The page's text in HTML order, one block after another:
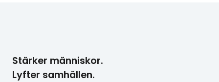
Stärker människor.
Lyfter samhällen.